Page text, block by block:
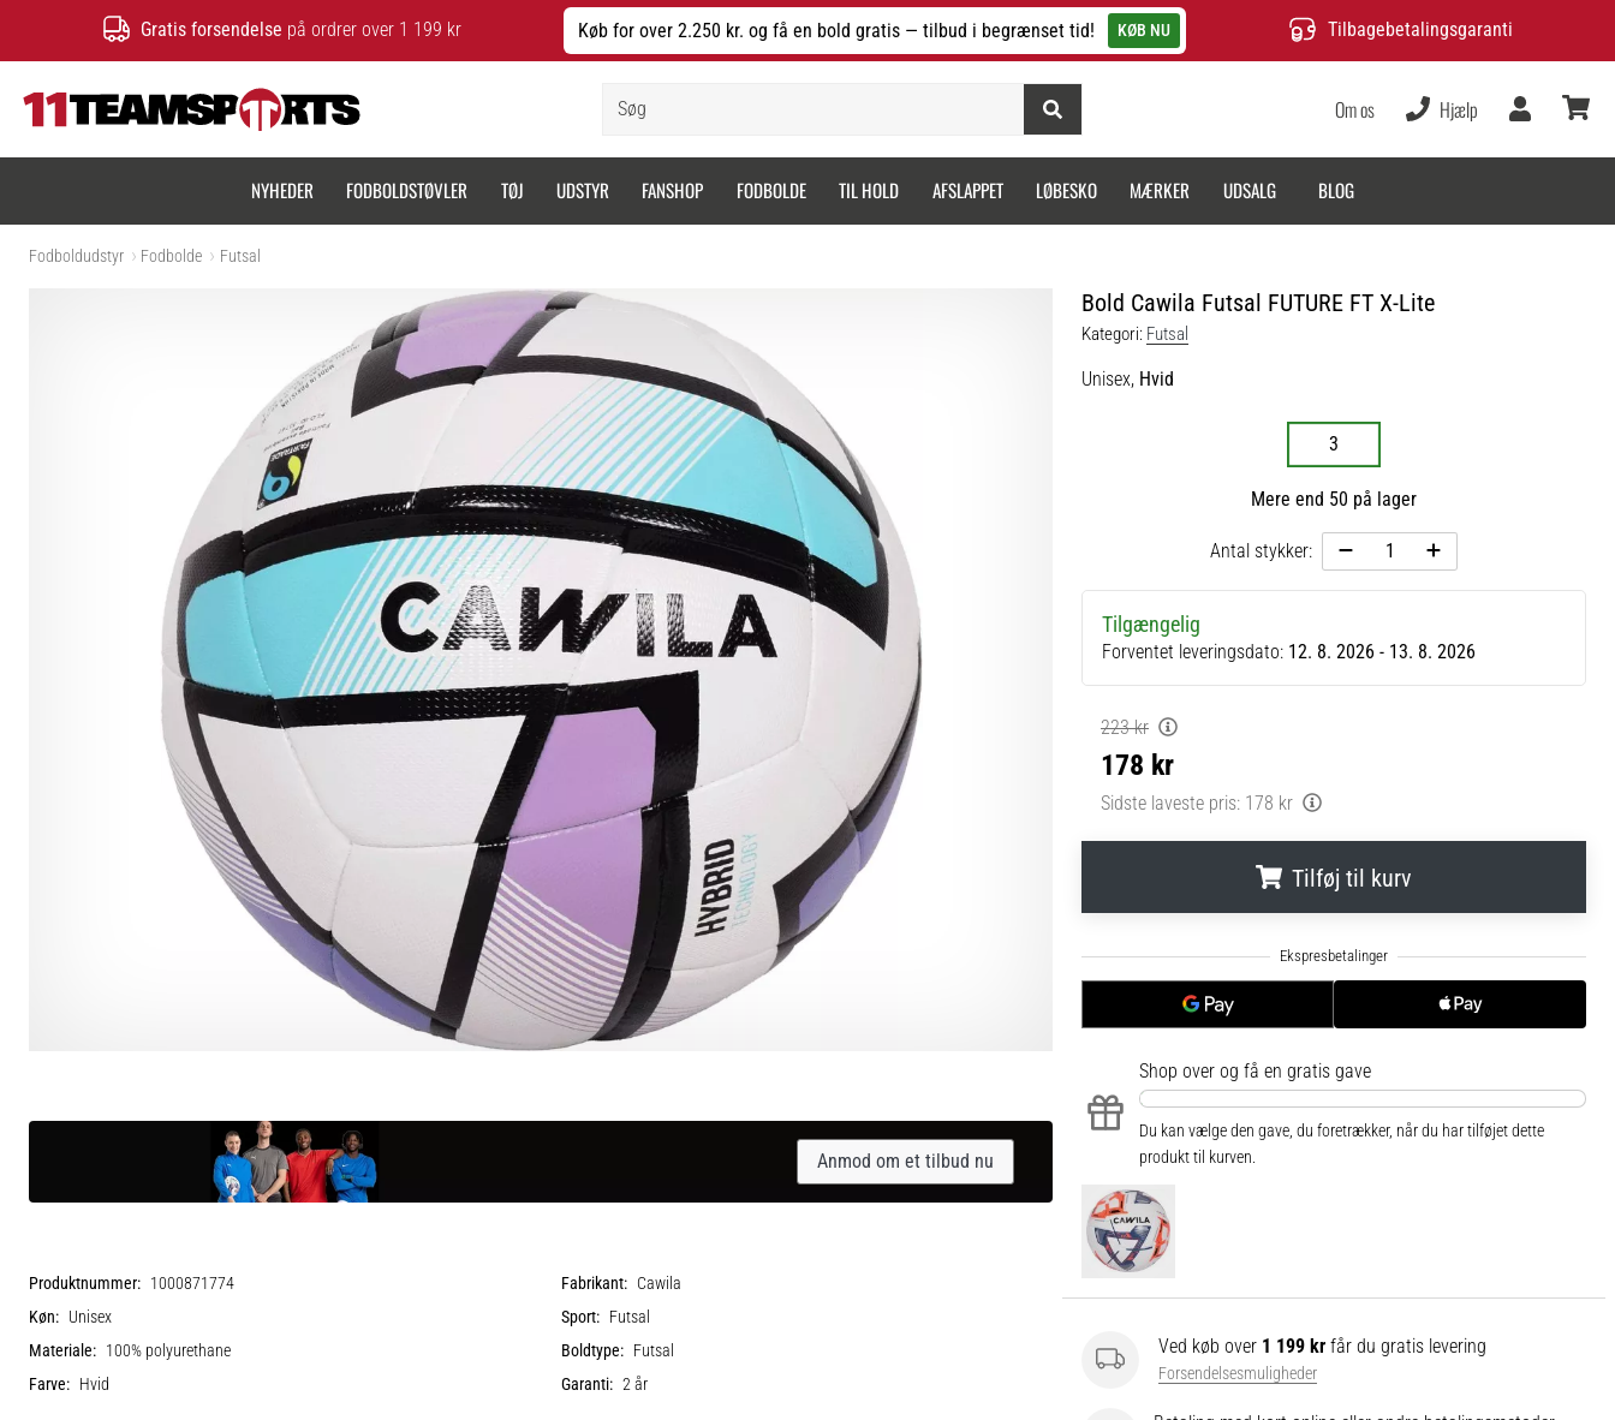
Gratis forsendelse på ordrer over 1 199 kr Køb for over 2.250 kr. og få en bold gratis — tilbud i begrænset tid! KØB NU Tilbagebetalingsgaranti
Om os Hjælp
Bruger
NYHEDER FODBOLDSTØVLER TØJ UDSTYR FANSHOP FODBOLDE TIL HOLD AFSLAPPET LØBESKO MÆRKER UDSALG BLOG
Fodboldudstyr Fodbolde Futsal
Bold Cawila Futsal FUTURE FT X-Lite
Kategori: Futsal
Unisex, Hvid
3
Mere end 50 på lager
Antal stykker:
Tilgængelig
Forventet leveringsdato: 12. 8. 2026 - 13. 8. 2026
223 kr
178 kr
Sidste laveste pris: 178 kr
Tilføj til kurv
Shop over og få en gratis gave
Du kan vælge den gave, du foretrækker, når du har tilføjet dette
produkt til kurven.
Ved køb over 1 199 kr får du gratis levering
Forsendelsesmuligheder
Anmod om et tilbud nu
Produktnummer: 1000871774 Fabrikant: Cawila
Køn: Unisex Sport: Futsal
Materiale: 100% polyurethane Boldtype: Futsal
Farve: Hvid Garanti: 2 år